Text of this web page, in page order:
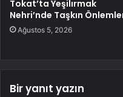
Tokat’ta Yeşilırmak
Nehri’nde Taşkın
Ağustos 5, 2026
Bir yanıt yazın